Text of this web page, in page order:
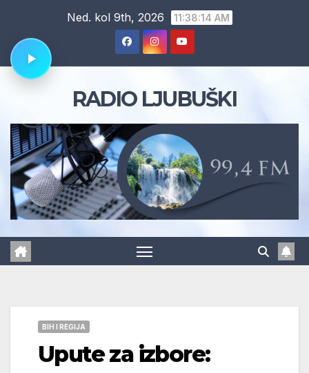
content
Ned. kol 9th, 2026 11:38:15 AM
RADIO LJUBUŠKI
BIH I REGIJA
Upute za izbore: